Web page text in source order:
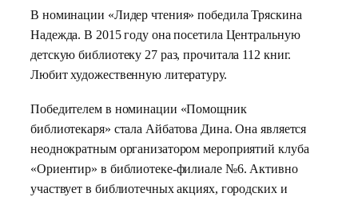
В номинации «Лидер чтения» победила Тряскина
Надежда. В 2015 году она посетила Центральную
детскую библиотеку 27 раз, прочитала 112 книг.
Любит художественную литературу.
Победителем в номинации «Помощник
библиотекаря» стала Айбатова Дина. Она является
неоднократным организатором мероприятий клуба
«Ориентир» в библиотеке-филиале №6. Активно
участвует в библиотечных акциях, городских и